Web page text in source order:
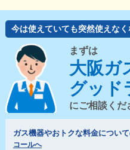
今は使えていても突然使えな
まずは
大阪ガ
グッド
にご相談くだ
ガス機器やおトクな料金につい
コールへ